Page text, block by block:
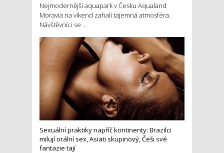
Nejmodernější aquapark v Česku Aqualand
Moravia na víkend zahalí tajemná atmosféra.
Návštěvníci se ...
Sexuální praktiky napříč kontinenty: Brazilci
milují orální sex, Asiati skupinový, Češi své
fantazie tají